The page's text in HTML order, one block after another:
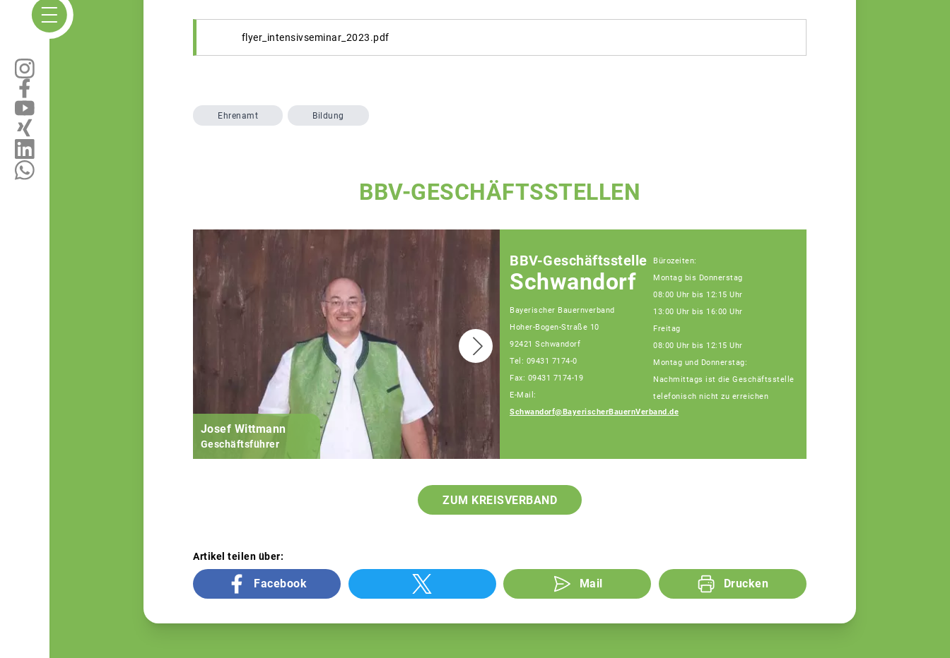
flyer_intensivseminar_2023.pdf
Ehrenamt Bildung
BBV-GESCHÄFTSSTELLEN
Josef Wittmann
Geschäftsführer
BBV-Geschäftsstelle
Schwandorf
Bayerischer Bauernverband
Hoher-Bogen-Straße 10
92421 Schwandorf
Tel: 09431 7174-0
Fax: 09431 7174-19
E-Mail:
Schwandorf@BayerischerBauernVerband.de
Bürozeiten:
Montag bis Donnerstag
08:00 Uhr bis 12:15 Uhr
13:00 Uhr bis 16:00 Uhr
Freitag
08:00 Uhr bis 12:15 Uhr
Montag und Donnerstag:
Nachmittags ist die Geschäftsstelle
telefonisch nicht zu erreichen
ZUM KREISVERBAND
Artikel teilen über:
Facebook Mail Drucken